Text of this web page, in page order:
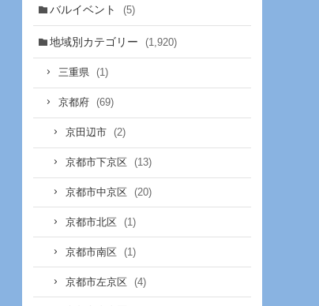
バルイベント (5)
地域別カテゴリー (1,920)
三重県 (1)
京都府 (69)
京田辺市 (2)
京都市下京区 (13)
京都市中京区 (20)
京都市北区 (1)
京都市南区 (1)
京都市左京区 (4)